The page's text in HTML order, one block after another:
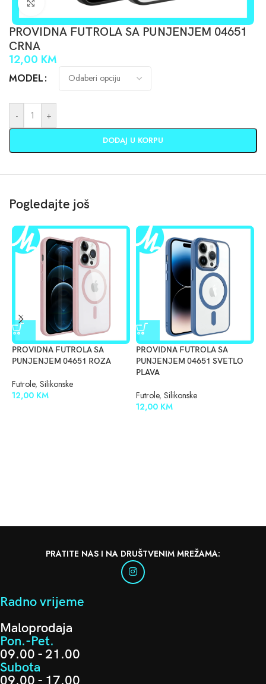
Click to enlarge
PROVIDNA FUTROLA SA PUNJENJEM 04651
CRNA
12,00 KM
MODEL
- +
DODAJ U KORPU
Pogledajte još
PROVIDNA FUTROLA SA
PUNJENJEM 04651 ROZA
Futrole, Silikonske
12,00 KM
PROVIDNA FUTROLA SA
PUNJENJEM 04651 SVETLO
PLAVA
Futrole, Silikonske
12,00 KM
PRATITE NAS I NA DRUŠTVENIM MREŽAMA:
Radno vrijeme
Maloprodaja
Pon.-Pet.
09.00 - 21.00
Subota
09.00 - 17.00